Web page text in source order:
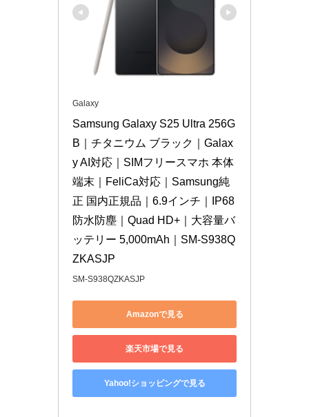
Galaxy
Samsung Galaxy S25 Ultra 256G
B｜チタニウム ブラック｜Galax
y AI対応｜SIMフリースマホ 本体
端末｜FeliCa対応｜Samsung純
正 国内正規品｜6.9インチ｜IP68
防水防塵｜Quad HD+｜大容量バ
ッテリー 5,000mAh｜SM-S938Q
ZKASJP
SM-S938QZKASJP
Amazonで見る
楽天市場で見る
Yahoo!ショッピングで見る